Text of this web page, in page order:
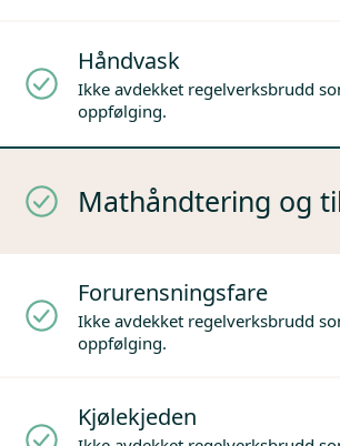
Håndvask
Ikke avdekket regelverksbrudd
oppfølging.
Mathåndtering og
Forurensningsfare
Ikke avdekket regelverksbrudd
oppfølging.
Kjølekjeden